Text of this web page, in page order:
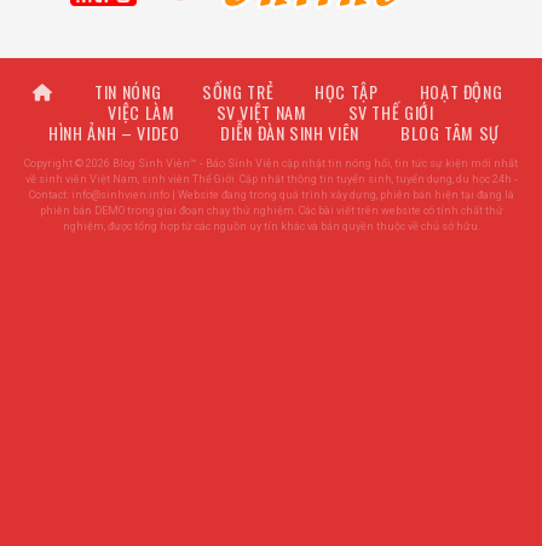
TIN NÓNG SỐNG TRẺ HỌC TẬP
HOẠT ĐỘNG
VIỆC LÀM
SV VIỆT NAM
SV THẾ GIỚI
HÌNH ẢNH – VIDEO
DIỄN ĐÀN SINH VIÊN BLOG TÂM SỰ
Copyright © 2026 Blog Sinh Viên™ - Báo Sinh Viên cập nhật tin nóng hổi, tin tức sự kiện mới nhất
về sinh viên Việt Nam, sinh viên Thế Giới. Cập nhật thông tin tuyển sinh, tuyển dụng, du học 24h -
Contact: info@sinhvien.info| Website đang trong quá trình xây dựng, phiên bản hiện tại đang là
phiên bản DEMO trong giai đoạn chạy thử nghiệm. Các bài viết trên website có tính chất thử
nghiệm, được tổng hợp từ các nguồn uy tín khác và bản quyền thuộc về chủ sở hữu.